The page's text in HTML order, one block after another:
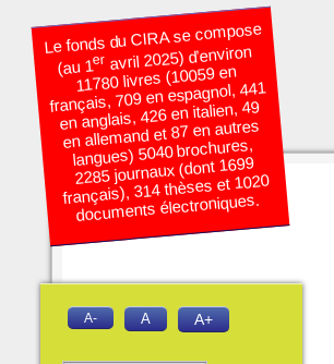
Le fonds du CIRA se compose
(au 1eravril 2025) d’environ
11780 livres (10059 en
français, 709 en espagnol, 441
en anglais, 426 en italien, 49
en allemand et 87 en autres
langues) 5040 brochures,
2285 journaux (dont 1699
français), 314 thèses et 1020
documents électroniques.
A- A A+